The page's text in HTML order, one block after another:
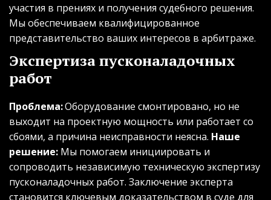
участия в прениях и получения судебного решения.
Мы обеспечиваем квалифицированное
представительство ваших интересов в арбитраже.
Экспертиза пусконаладочных
работ
Проблема: Оборудование смонтировано, но не
выходит на проектную мощность или работает со
сбоями, а причина неисправности неясна. Наше
решение: Мы помогаем инициировать и
сопроводить независимую техническую экспертизу
пусконаладочных работ. Заключение эксперта
становится ключевым доказательством в суде для